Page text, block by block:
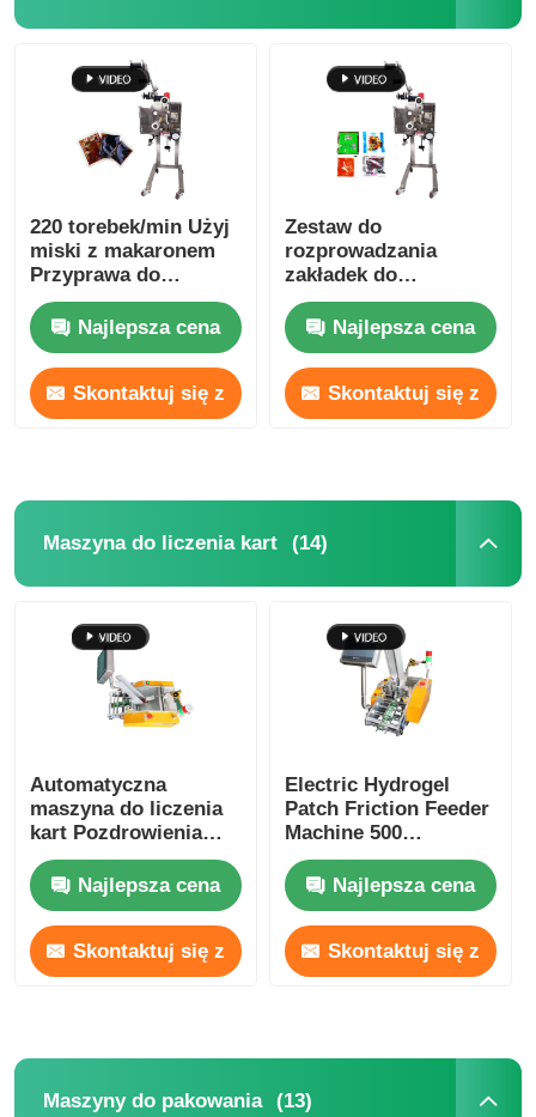
220 torebek/min Użyj
miski z makaronem
Przyprawa do
przyprawy
Najlepsza cena
Skontaktuj się z
Zestaw do
rozprowadzania
zakładek do
natychmiastowych
makaronów 200-220V
jednofazowy 100
opakowań/minutę
Najlepsza cena
Skontaktuj się z
Maszyna do liczenia kart (14)
Automatyczna
maszyna do liczenia
kart Pozdrowienia
prezentów Kartki do
karmienia poduszki
Maszyna do
pakowania
Najlepsza cena
Skontaktuj się z
Electric Hydrogel
Patch Friction Feeder
Machine 500
Sheets/Min
Najlepsza cena
Skontaktuj się z
Maszyny do pakowania (13)